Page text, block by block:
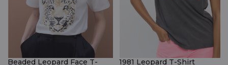
Beaded Leopard Face T- 1981 Leopard T-Shirt